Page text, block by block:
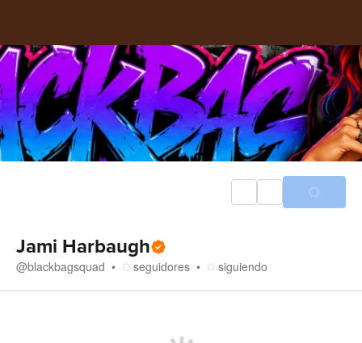
Jami Harbaugh
@blackbagsquad seguidores siguiendo